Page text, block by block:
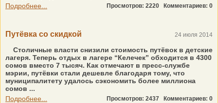
Подробнее...
Просмотров: 2220 Комментариев: 0
Путёвка со скидкой 24 июля 2014
Столичные власти снизили стоимость путёвок в детские
лагеря. Теперь отдых в лагере “Келечек” обходится в 4300
сомов вместо 7 тысяч. Как отмечают в пресс-службе
мэрии, путёвки стали дешевле благодаря тому, что
муниципалитету удалось сэкономить более миллиона
сомов ...
Подробнее...
Просмотров: 2437 Комментариев: 0